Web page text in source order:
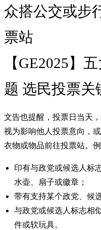
众搭公交或步
票站
【GE2025】
题 选民投票关
文告也提醒，投票日当天
视为影响他人投票意向，
衣物或物品前往投票站。例
印有与政党或候选人标
水壶、扇子或徽章；
带有支持某个政党、候
与政党或候选人标志相
件或软玩具。